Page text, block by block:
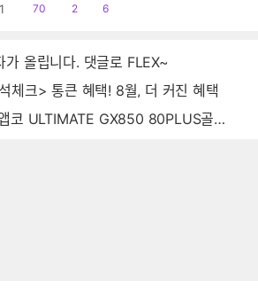
읽
70
공
2
댓
6
가 올립니다. 댓글로 FLEX~
체크> 통큰 혜택! 8월, 더 커진 혜택
GX850 80PLUS골드 풀모듈러 ATX3.0 블랙